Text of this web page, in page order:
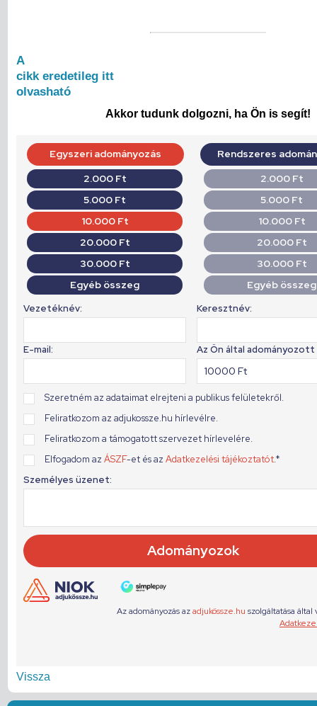
A
cikk eredetileg itt
olvasható
Akkor tudunk dolgozni, ha Ön is segít!
Vissza